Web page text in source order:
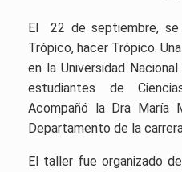
El 22 de septiembre, se
Trópico, hacer Trópico.
en la Universidad
estudiantes de
Acompañó la Dra María
Departamento de la
El taller fue organizado